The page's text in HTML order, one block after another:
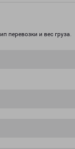
перевозки и вес груза.